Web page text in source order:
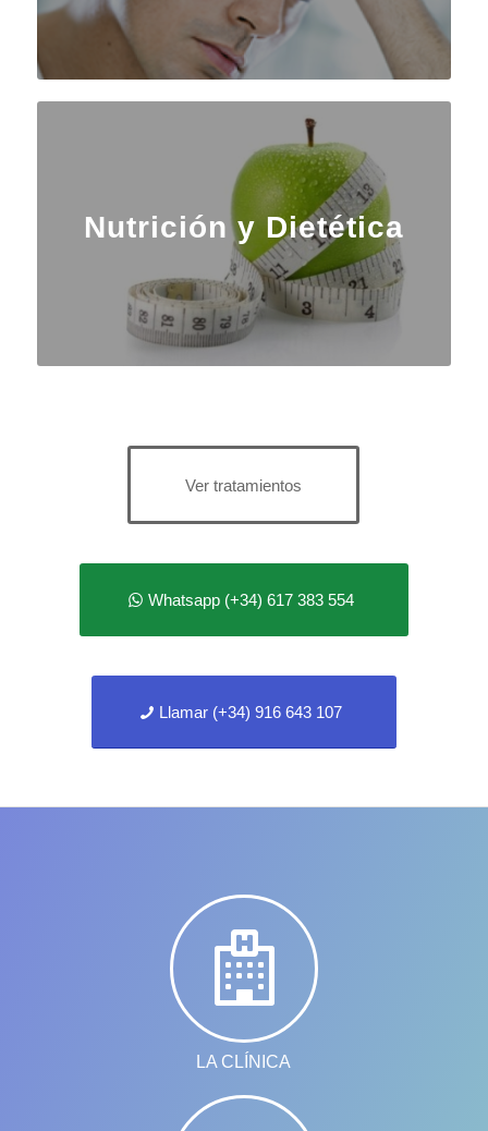
Nutrición y Dietética
Ver tratamientos
Whatsapp (+34) 617 383 554
Llamar (+34) 916 643 107
LA CLÍNICA